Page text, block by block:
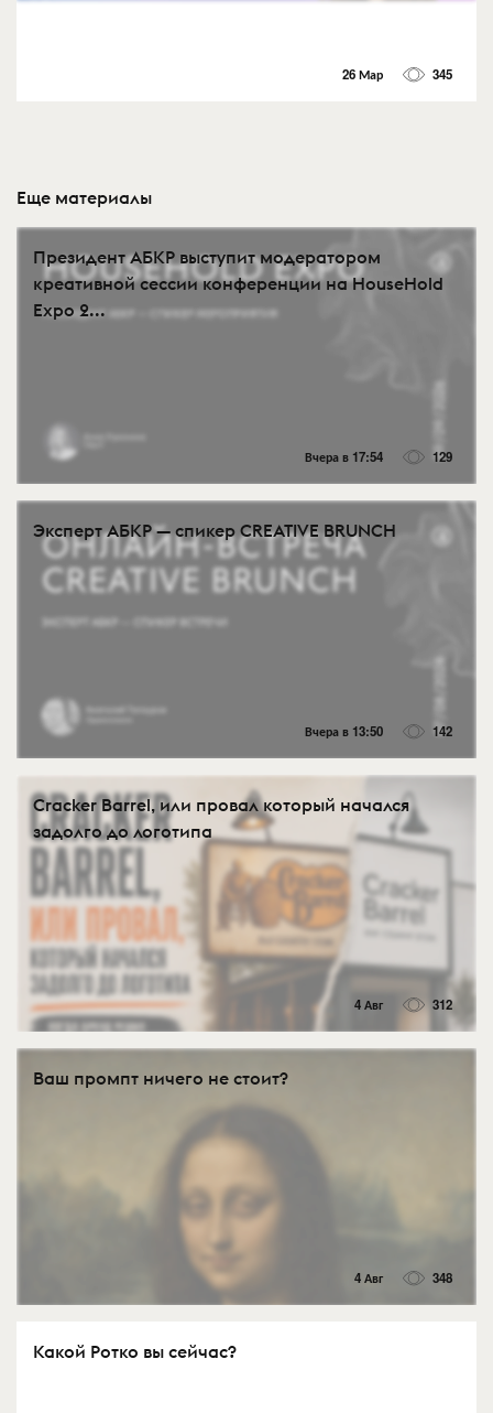
26 Мар 345
Еще материалы
Президент АБКР выступит модератором
креативной сессии конференции на HouseHold
Expo 2...
Вчера в 17:54 129
Эксперт АБКР — спикер CREATIVE BRUNCH
Вчера в 13:50 142
Cracker Barrel, или провал который начался
задолго до логотипа
4 Авг 312
Ваш промпт ничего не стоит?
4 Авг 348
Какой Ротко вы сейчас?